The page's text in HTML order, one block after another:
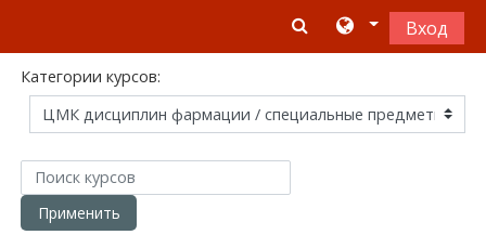
Вход
Категории курсов:
Поиск курсов
Применить